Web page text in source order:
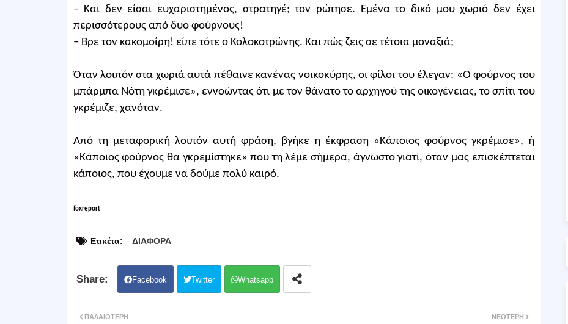
– Και δεν είσαι ευχαριστημένος, στρατηγέ; τον ρώτησε. Εμένα το δικό μου χωριό δεν έχει
περισσότερους από δυο φούρνους!
– Βρε τον κακομοίρη! είπε τότε ο Κολοκοτρώνης. Και πώς ζεις σε τέτοια μοναξιά;
Όταν λοιπόν στα χωριά αυτά πέθαινε κανένας νοικοκύρης, οι φίλοι του έλεγαν: «Ο φούρνος του
μπάρμπα Νότη γκρέμισε», εννοώντας ότι με τον θάνατο το αρχηγού της οικογένειας, το σπίτι του
γκρέμιζε, χανόταν.
Από τη μεταφορική λοιπόν αυτή φράση, βγήκε η έκφραση «Κάποιος φούρνος γκρέμισε», ή
«Κάποιος φούρνος θα γκρεμίστηκε» που τη λέμε σήμερα, άγνωστο γιατί, όταν μας επισκέπτεται
κάποιος, που έχουμε να δούμε πολύ καιρό.
foxreport
Ετικέτα: ΔΙΑΦΟΡΑ
Facebook Twitter Whatsapp
ΝΕΌΤΕΡΗ
ΠΑΛΑΙΌΤΕΡΗ